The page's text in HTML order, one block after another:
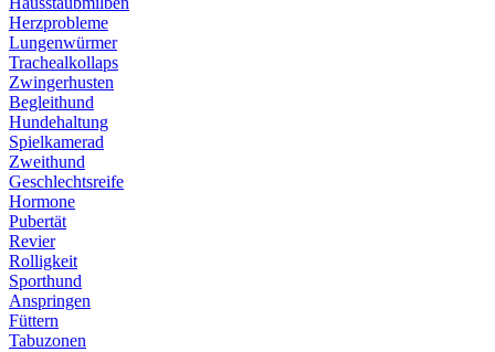
Herzprobleme
Lungenwürmer
Trachealkollaps
Zwingerhusten
Begleithund
Hundehaltung
Spielkamerad
Zweithund
Geschlechtsreife
Hormone
Pubertät
Revier
Rolligkeit
Sporthund
Anspringen
Füttern
Tabuzonen